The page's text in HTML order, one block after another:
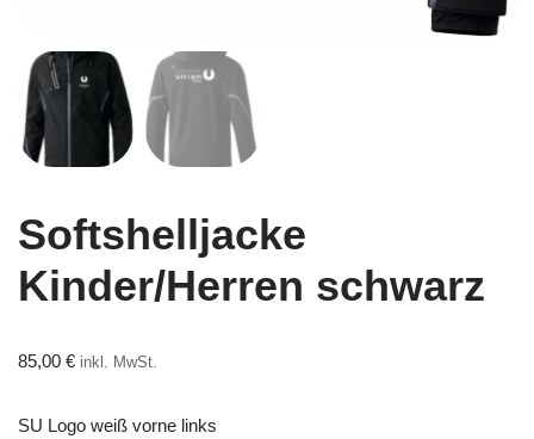
Softshelljacke
Kinder/Herren schwarz
85,00 € inkl. MwSt.
SU Logo weiß vorne links